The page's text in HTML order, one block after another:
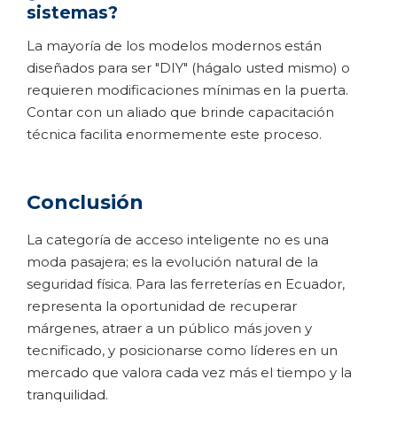
sistemas?
La mayoría de los modelos modernos están
diseñados para ser "DIY" (hágalo usted mismo) o
requieren modificaciones mínimas en la puerta.
Contar con un aliado que brinde capacitación
técnica facilita enormemente este proceso.
Conclusión
La categoría de acceso inteligente no es una
moda pasajera; es la evolución natural de la
seguridad física. Para las ferreterías en Ecuador,
representa la oportunidad de recuperar
márgenes, atraer a un público más joven y
tecnificado, y posicionarse como líderes en un
mercado que valora cada vez más el tiempo y la
tranquilidad.